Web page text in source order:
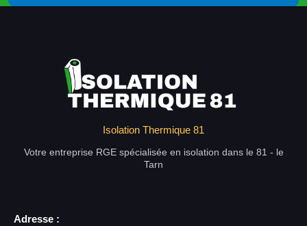
Isolation Thermique 81
Votre entreprise RGE spécialisée en isolation dans le 81 - le
Tarn
Adresse :